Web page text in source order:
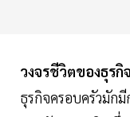
วงจรชีวิตของธุรกิ
ธุรกิจครอบครัวมัก